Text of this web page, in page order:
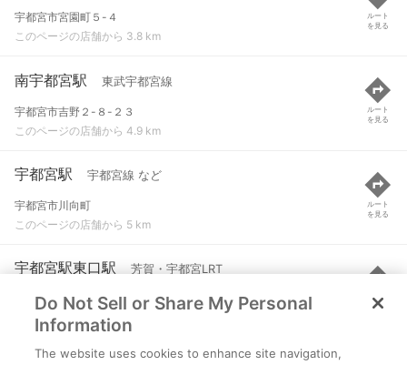
宇都宮市宮園町５-４
このページの店舗から 3.8 km
ルート
を見る
南宇都宮駅 東武宇都宮線
宇都宮市吉野２-８-２３
このページの店舗から 4.9 km
ルート
を見る
宇都宮駅 宇都宮線 など
宇都宮市川向町
このページの店舗から 5 km
ルート
を見る
宇都宮駅東口駅 芳賀・宇都宮LRT
栃木県宇都宮市宮みらい一丁目
このページの店舗から 5.1 km
ルート
を見る
Do Not Sell or Share My Personal
Information
The website uses cookies to enhance site navigation,